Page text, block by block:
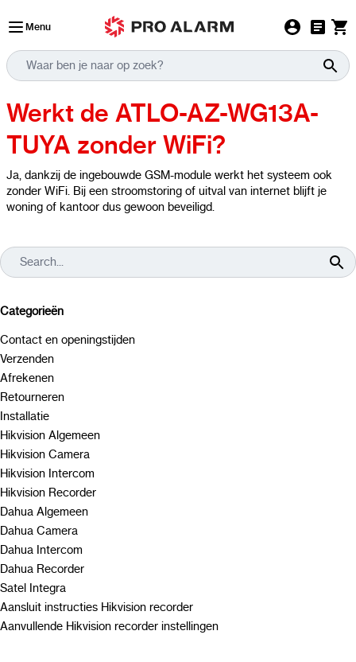
Menu
Werkt de ATLO-AZ-WG13A-
TUYA zonder WiFi?
Ja, dankzij de ingebouwde GSM-module werkt het systeem ook
zonder WiFi. Bij een stroomstoring of uitval van internet blijft je
woning of kantoor dus gewoon beveiligd.
Categorieën
Contact en openingstijden
Verzenden
Afrekenen
Retourneren
Installatie
Hikvision Algemeen
Hikvision Camera
Hikvision Intercom
Hikvision Recorder
Dahua Algemeen
Dahua Camera
Dahua Intercom
Dahua Recorder
Satel Integra
Aansluit instructies Hikvision recorder
Aanvullende Hikvision recorder instellingen